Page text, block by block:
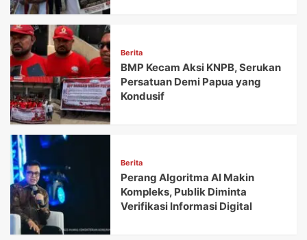
Berita
BMP Kecam Aksi KNPB, Serukan
Persatuan Demi Papua yang
Kondusif
Berita
Perang Algoritma AI Makin
Kompleks, Publik Diminta
Verifikasi Informasi Digital